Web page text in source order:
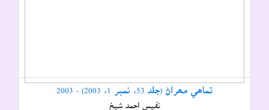
ٽماھي مھراڻ (جلد 53، نمبر 1، 2003) - 2003
نفيس احمد شيخ